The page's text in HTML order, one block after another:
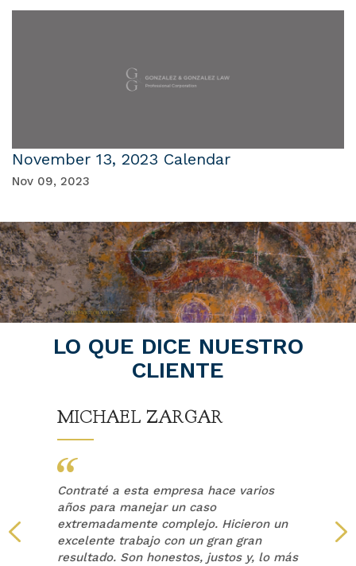
November 13, 2023 Calendar
Nov 09, 2023
LO QUE DICE NUESTRO
CLIENTE
MICHAEL ZARGAR
Contraté a esta empresa hace varios
años para manejar un caso
extremadamente complejo. Hicieron un
excelente trabajo con un gran gran
resultado. Son honestos, justos y, lo más